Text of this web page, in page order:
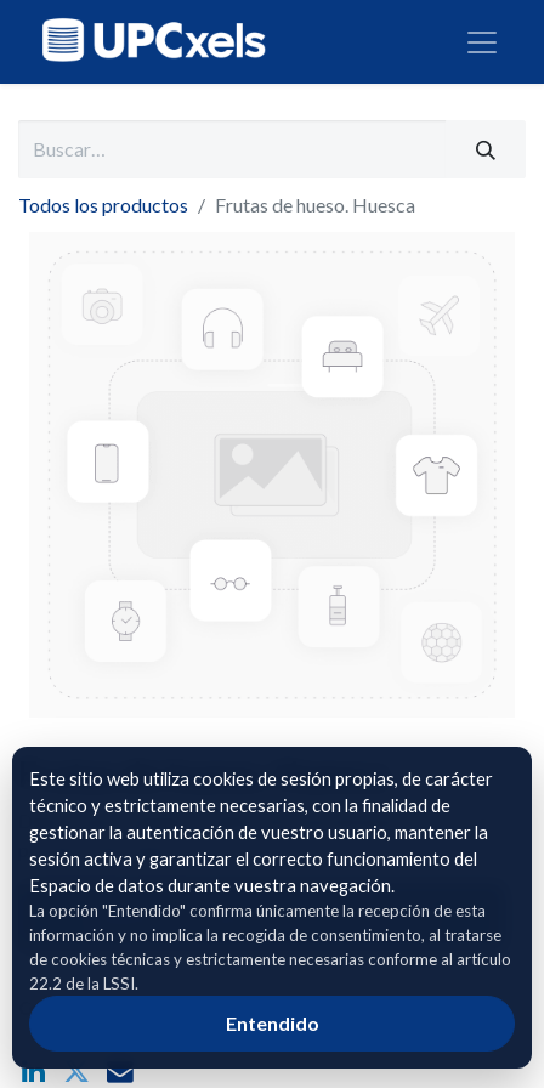
Todos los productos Frutas de hueso. Huesca
Frutas de hueso. Huesca
Datos sobre manejo y cultivo de fruta de hueso en la
provincia de Huesca,
Adhierete para solicitar acceso
Compartir enlace público del dataset
Este sitio web utiliza cookies de sesión propias, de carácter
técnico y estrictamente necesarias, con la finalidad de
gestionar la autenticación de vuestro usuario, mantener la
sesión activa y garantizar el correcto funcionamiento del
Espacio de datos durante vuestra navegación.
La opción "Entendido" confirma únicamente la recepción de esta
información y no implica la recogida de consentimiento, al tratarse
de cookies técnicas y estrictamente necesarias conforme al artículo
22.2 de la LSSI.
Entendido